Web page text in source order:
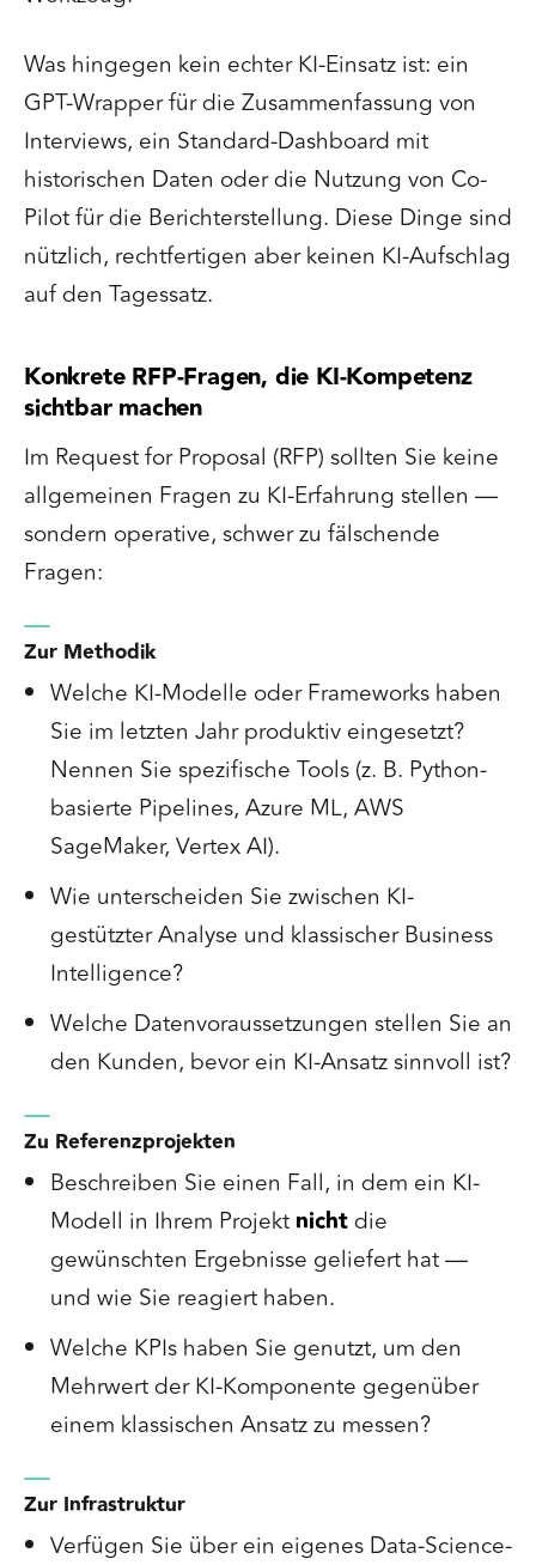
Was hingegen kein echter KI-Einsatz ist: ein
GPT-Wrapper für die Zusammenfassung von
Interviews, ein Standard-Dashboard mit
historischen Daten oder die Nutzung von Co-
Pilot für die Berichterstellung. Diese Dinge sind
nützlich, rechtfertigen aber keinen KI-Aufschlag
auf den Tagessatz.
Konkrete RFP-Fragen, die KI-Kompetenz
sichtbar machen
Im Request for Proposal (RFP) sollten Sie keine
allgemeinen Fragen zu KI-Erfahrung stellen —
sondern operative, schwer zu fälschende
Fragen:
Zur Methodik
Welche KI-Modelle oder Frameworks haben
Sie im letzten Jahr produktiv eingesetzt?
Nennen Sie spezifische Tools (z. B. Python-
basierte Pipelines, Azure ML, AWS
SageMaker, Vertex AI).
Wie unterscheiden Sie zwischen KI-
gestützter Analyse und klassischer Business
Intelligence?
Welche Datenvoraussetzungen stellen Sie an
den Kunden, bevor ein KI-Ansatz sinnvoll ist?
Zu Referenzprojekten
Beschreiben Sie einen Fall, in dem ein KI-
Modell in Ihrem Projekt nichtdie
gewünschten Ergebnisse geliefert hat —
und wie Sie reagiert haben.
Welche KPIs haben Sie genutzt, um den
Mehrwert der KI-Komponente gegenüber
einem klassischen Ansatz zu messen?
Zur Infrastruktur
Verfügen Sie über ein eigenes Data-Science-